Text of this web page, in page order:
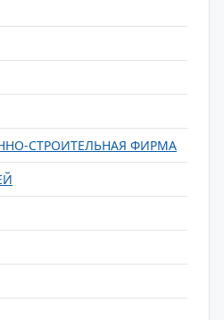
СТРОИТЕЛЬНАЯ ФИРМА